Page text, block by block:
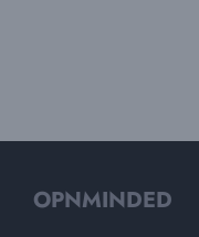
OPNMINDED